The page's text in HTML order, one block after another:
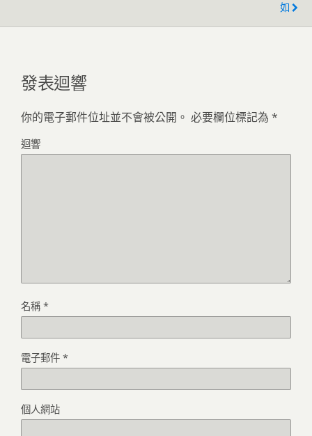
如
發表迴響
你的電子郵件位址並不會被公開。 必要欄位標記為 *
迴響
名稱 *
電子郵件 *
個人網站